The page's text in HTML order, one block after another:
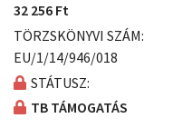
32 256 Ft
TÖRZSKÖNYVI SZÁM:
EU/1/14/946/018
STÁTUSZ:
TB TÁMOGATÁS